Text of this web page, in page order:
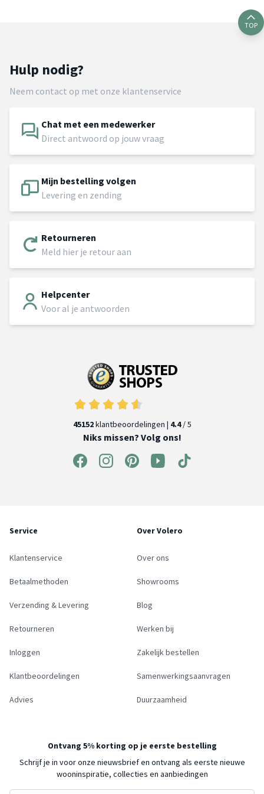
TOP
Hulp nodig?
Neem contact op met onze klantenservice
Chat met een medewerker
Direct antwoord op jouw vraag
Mijn bestelling volgen
Levering en zending
Retourneren
Meld hier je retour aan
Helpcenter
Voor al je antwoorden
45152klantbeoordelingen | 4.4/ 5
Niks missen? Volg ons!
Service
Klantenservice
Betaalmethoden
Verzending & Levering
Retourneren
Inloggen
Klantbeoordelingen
Advies
Over Volero
Over ons
Showrooms
Blog
Werken bij
Zakelijk bestellen
Samenwerkingsaanvragen
Duurzaamheid
Ontvang 5% korting op je eerste bestelling
Schrijf je in voor onze nieuwsbrief en ontvang als eerste nieuwe
wooninspiratie, collecties en aanbiedingen